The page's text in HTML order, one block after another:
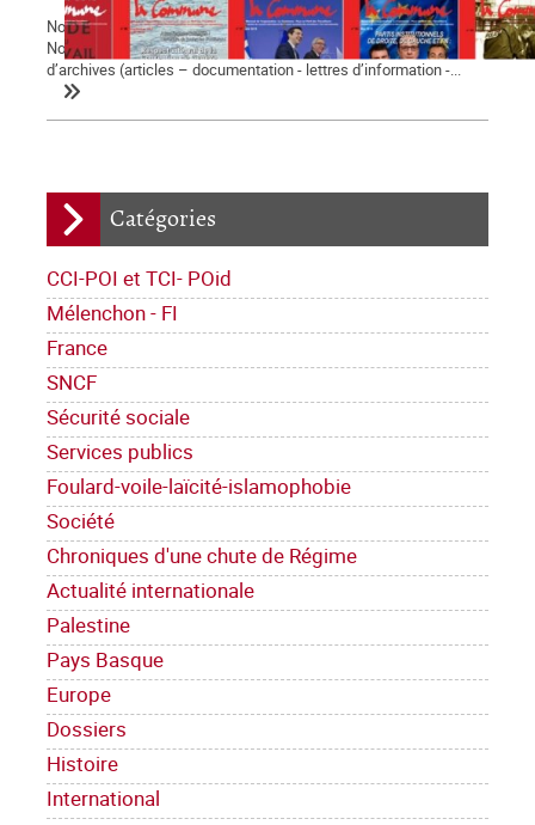
Catégories
CCI-POI et TCI- POid
Mélenchon - FI
France
SNCF
Sécurité sociale
Services publics
Foulard-voile-laïcité-islamophobie
Société
Chroniques d'une chute de Régime
Actualité internationale
Palestine
Pays Basque
Europe
Dossiers
Histoire
International
Notre journal La Commune paraît depuis bientôt vingt-cinq ans.
Notre site web met à la disposition de tous quinze années
d’archives (articles – documentation - lettres d’information -...